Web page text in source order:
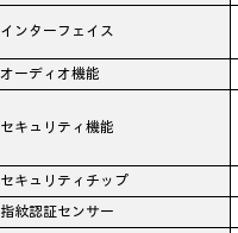
インターフェイス
オーディオ機能
セキュリティ機能
セキュリティチップ
指紋認証センサー